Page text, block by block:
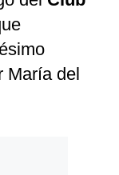
María del